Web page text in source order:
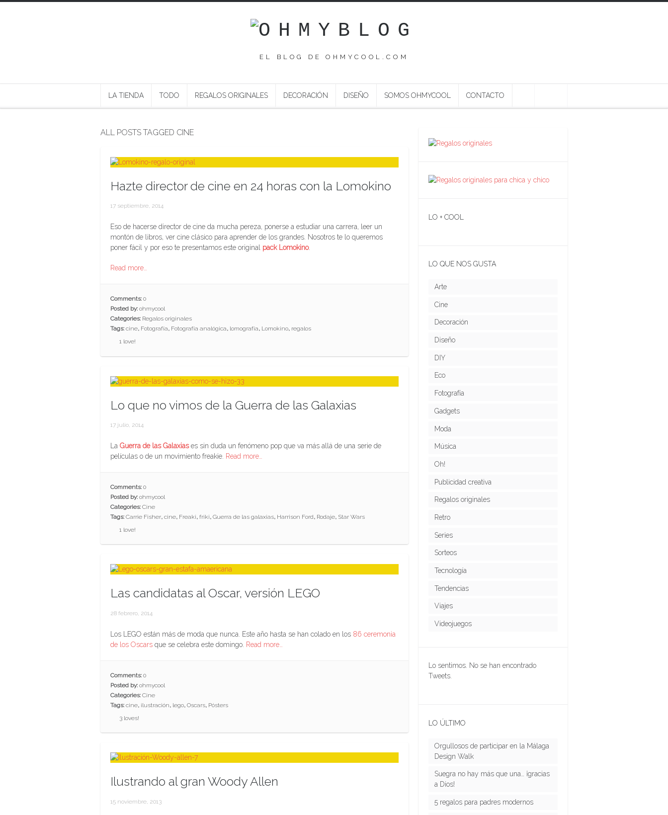
EL BLOG DE OHMYCOOL.COM
LA TIENDA TODO REGALOS ORIGINALES DECORACIÓN DISEÑO SOMOS OHMYCOOL CONTACTO
ALL POSTS TAGGED CINE
Hazte director de cine en 24 horas con la Lomokino
17 septiembre, 2014
Eso de hacerse director de cine da mucha pereza, ponerse a estudiar una carrera, leer un
montón de libros, ver cine clásico para aprender de los grandes. Nosotros te lo queremos
poner fácil y por eso te presentamos este original pack Lomokino.
Read more…
Comments: 0
Posted by: ohmycool
Categories: Regalos originales
Tags: cine, Fotografía, Fotografía analógica, lomografía, Lomokino, regalos
1 love!
Lo que no vimos de la Guerra de las Galaxias
17 julio, 2014
La Guerra de las Galaxiases sin duda un fenómeno pop que va más allá de una serie de
películas o de un movimiento freakie. Read more…
Comments: 0
Posted by: ohmycool
Categories: Cine
Tags: Carrie Fisher, cine, Freaki, friki, Guerra de las galaxias, Harrison Ford, Rodaje, Star Wars
1 love!
Las candidatas al Oscar, versión LEGO
28 febrero, 2014
Los LEGO están más de moda que nunca. Este año hasta se han colado en los 86 ceremonia
de los Oscars que se celebra este domingo. Read more…
Comments: 0
Posted by: ohmycool
Categories: Cine
Tags: cine, ilustración, lego, Oscars, Pósters
3 loves!
Ilustrando al gran Woody Allen
15 noviembre, 2013
LO + COOL
LO QUE NOS GUSTA
Arte
Cine
Decoración
Diseño
DIY
Eco
Fotografía
Gadgets
Moda
Música
Oh!
Publicidad creativa
Regalos originales
Retro
Series
Sorteos
Tecnología
Tendencias
Viajes
Videojuegos
Lo sentimos. No se han encontrado
Tweets.
LO ÚLTIMO
Orgullosos de participar en la Málaga
Design Walk
Suegra no hay más que una… ¡gracias
a Dios!
5 regalos para padres modernos